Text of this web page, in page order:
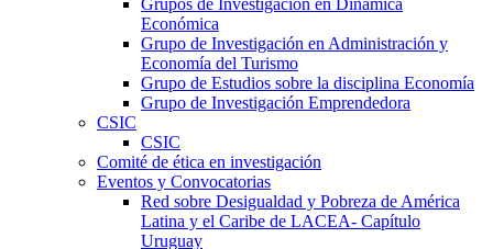
Económica
Grupo de Investigación en Administración y
Economía del Turismo
Grupo de Estudios sobre la disciplina Economía
Grupo de Investigación Emprendedora
CSIC
CSIC
Comité de ética en investigación
Eventos y Convocatorias
Red sobre Desigualdad y Pobreza de América
Latina y el Caribe de LACEA- Capítulo
Uruguay